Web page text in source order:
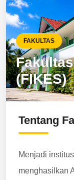
FAKULTAS
(FIKES)
Tentang
Menjadi
menghasilkan